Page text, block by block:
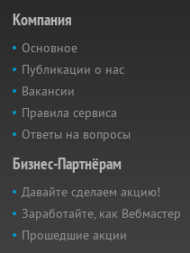
Компания
Основное
Публикации о нас
Вакансии
Правила сервиса
Ответы на вопросы
Бизнес-Партнёрам
Давайте сделаем акцию!
Заработайте, как Вебмастер
Прошедшие акции